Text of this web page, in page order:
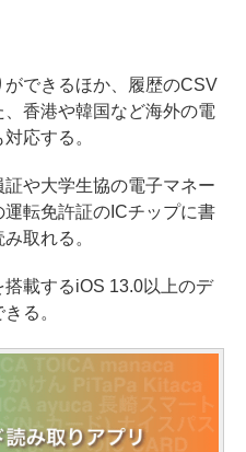
できるほか、履歴のCSV
香港や韓国など海外の電
応する。
や大学生協の電子マネー
転免許証のICチップに書
取れる。
載するiOS 13.0以上のデ
る。